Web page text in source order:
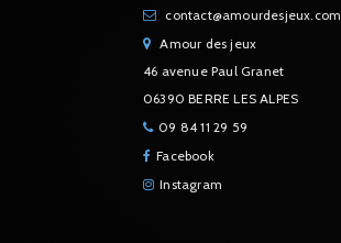
contact@amourdesjeux.com
Amour des jeux
46 avenue Paul Granet
06390 BERRE LES ALPES
09 84 11 29 59
Facebook
Instagram